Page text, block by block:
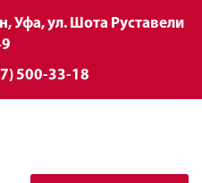
Уфа, ул. Шота Руставели
500-33-18